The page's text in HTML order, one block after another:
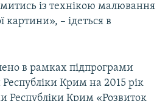
із технікою малювання
картини», – ідеться в
в рамках підпрограми
Крим на 2015 рік
Республіки Крим «Розвиток